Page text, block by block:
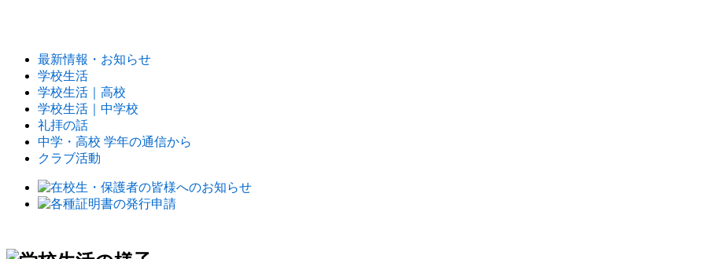
最新情報・お知らせ
学校生活
学校生活｜高校
学校生活｜中学校
礼拝の話
中学・高校 学年の通信から
クラブ活動